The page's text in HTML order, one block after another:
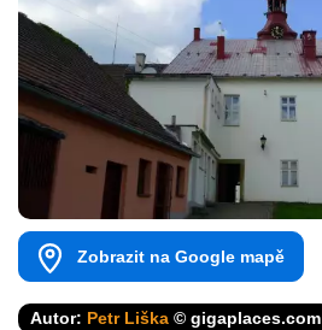
Zobrazit na Google mapě
Autor: Petr Liška © gigaplaces.com